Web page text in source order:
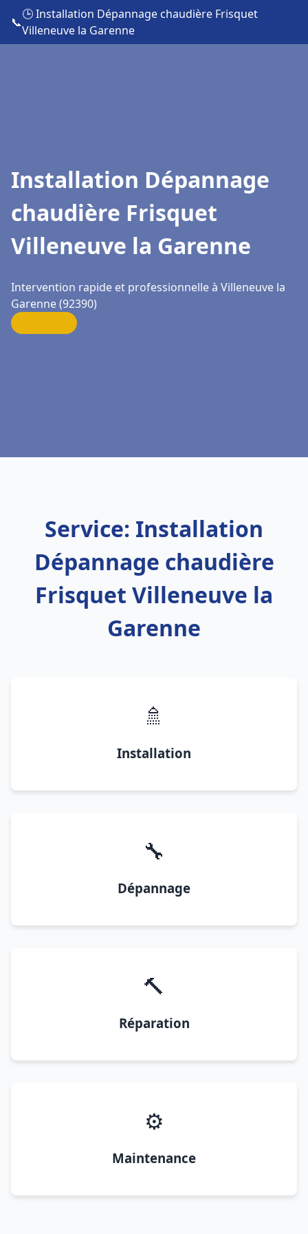
📞
🕒 Installation Dépannage chaudière Frisquet
Villeneuve la Garenne
Installation Dépannage
chaudière Frisquet
Villeneuve la Garenne
Intervention rapide et professionnelle à Villeneuve la
Garenne (92390)
Service: Installation
Dépannage chaudière
Frisquet Villeneuve la
Garenne
🚿
Installation
🔧
Dépannage
🔨
Réparation
⚙️
Maintenance